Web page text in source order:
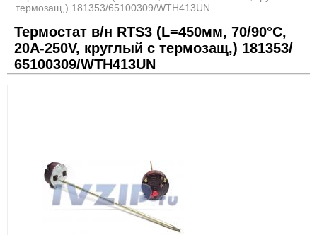
термозащ,) 181353/65100309/WTH413UN
Термостат в/н RTS3 (L=450мм, 70/90°C,
20A-250V, круглый с термозащ,) 181353/
65100309/WTH413UN